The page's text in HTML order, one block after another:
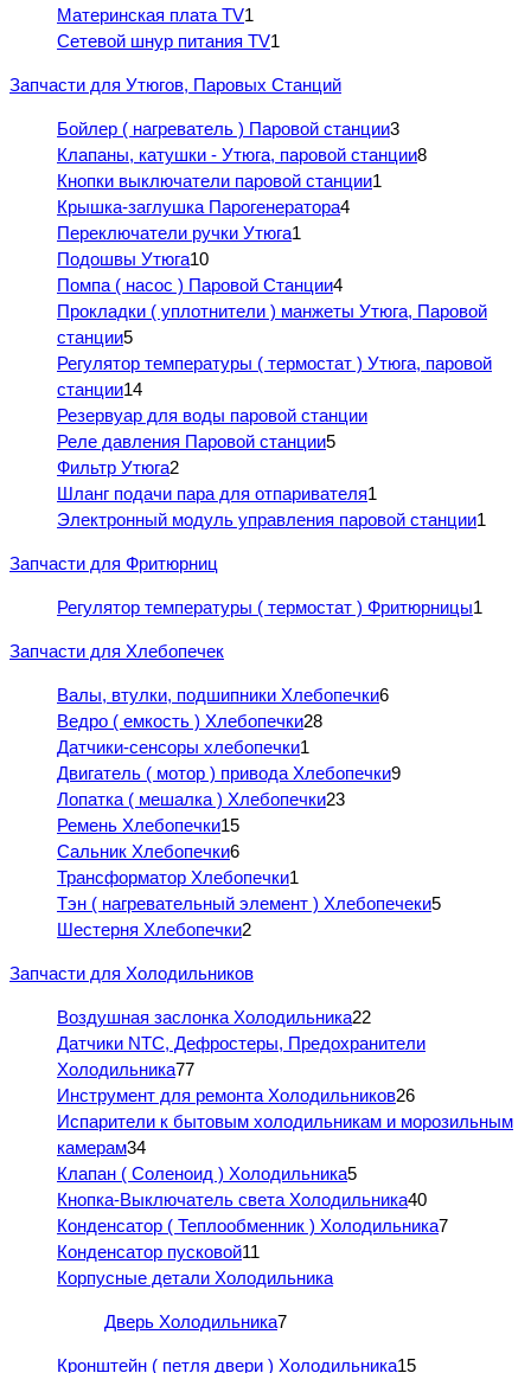
Материнская плата TV1
Сетевой шнур питания TV1
Запчасти для Утюгов, Паровых Станций
Бойлер ( нагреватель ) Паровой станции3
Клапаны, катушки - Утюга, паровой станции8
Кнопки выключатели паровой станции1
Крышка-заглушка Парогенератора4
Переключатели ручки Утюга1
Подошвы Утюга10
Помпа ( насос ) Паровой Станции4
Прокладки ( уплотнители ) манжеты Утюга, Паровой
станции5
Регулятор температуры ( термостат ) Утюга, паровой
станции14
Резервуар для воды паровой станции
Реле давления Паровой станции5
Фильтр Утюга2
Шланг подачи пара для отпаривателя1
Электронный модуль управления паровой станции1
Запчасти для Фритюрниц
Регулятор температуры ( термостат ) Фритюрницы1
Запчасти для Хлебопечек
Валы, втулки, подшипники Хлебопечки6
Ведро ( емкость ) Хлебопечки28
Датчики-сенсоры хлебопечки1
Двигатель ( мотор ) привода Хлебопечки9
Лопатка ( мешалка ) Хлебопечки23
Ремень Хлебопечки15
Сальник Хлебопечки6
Трансформатор Хлебопечки1
Тэн ( нагревательный элемент ) Хлебопечеки5
Шестерня Хлебопечки2
Запчасти для Холодильников
Воздушная заслонка Холодильника22
Датчики NTC, Дефростеры, Предохранители
Холодильника77
Инструмент для ремонта Холодильников26
Испарители к бытовым холодильникам и морозильным
камерам34
Клапан ( Соленоид ) Холодильника5
Кнопка-Выключатель света Холодильника40
Конденсатор ( Теплообменник ) Холодильника7
Конденсатор пусковой11
Корпусные детали Холодильника
Дверь Холодильника7
Кронштейн ( петля двери ) Холодильника15